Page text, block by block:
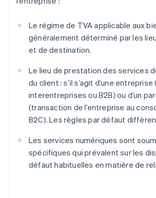
Le régime de TVA applicable aux
généralement déterminé par les
et de destination.
Le lieu de prestation des services
du client : s’il s’agit d’une
interentreprises ou B2B) ou d’un
(transaction de l’entreprise au
B2C). Les règles par défaut
Les services numériques sont
spécifiques qui prévalent sur les
défaut habituelles en matière de